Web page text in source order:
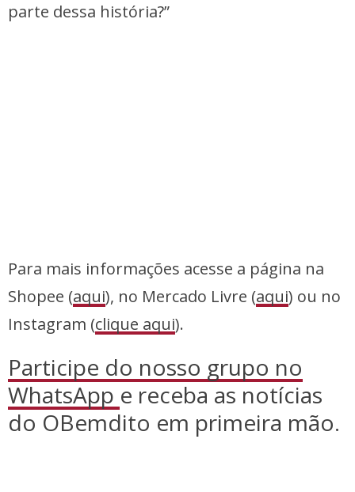
parte dessa história?”
Para mais informações acesse a página na
Shopee (aqui), no Mercado Livre (aqui) ou no
Instagram (clique aqui).
Participe do nosso grupo no
WhatsApp e receba as notícias
do OBemdito em primeira mão.